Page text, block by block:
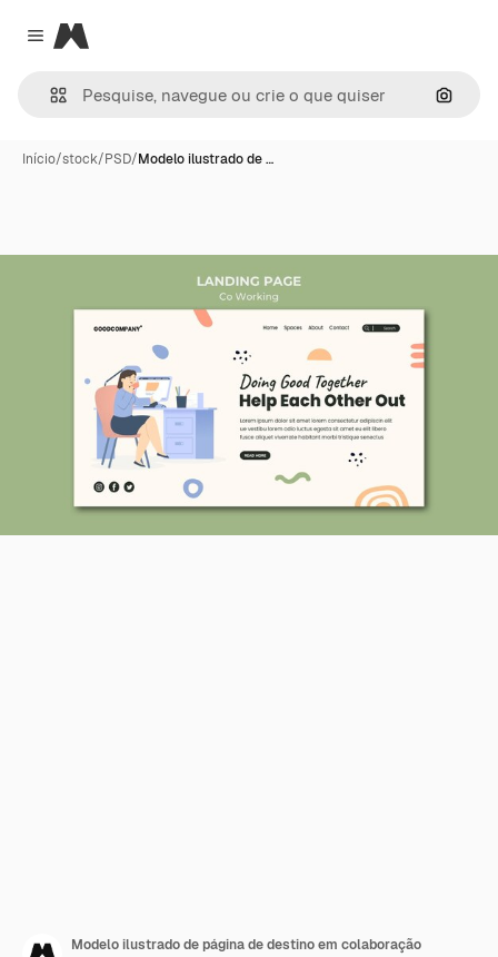
Close menu
Magnific
Início/stock/PSD/Modelo ilustrado de …
Modelo ilustrado de página de destino em colaboração